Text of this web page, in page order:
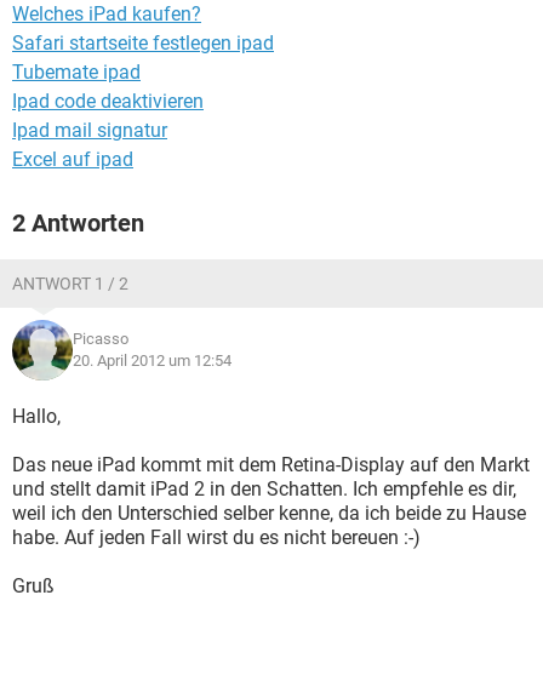
Welches iPad kaufen?
Safari startseite festlegen ipad
Tubemate ipad
Ipad code deaktivieren
Ipad mail signatur
Excel auf ipad
2 Antworten
ANTWORT 1 / 2
Picasso
20. April 2012 um 12:54
Hallo,
Das neue iPad kommt mit dem Retina-Display auf den Markt
und stellt damit iPad 2 in den Schatten. Ich empfehle es dir,
weil ich den Unterschied selber kenne, da ich beide zu Hause
habe. Auf jeden Fall wirst du es nicht bereuen :-)
Gruß